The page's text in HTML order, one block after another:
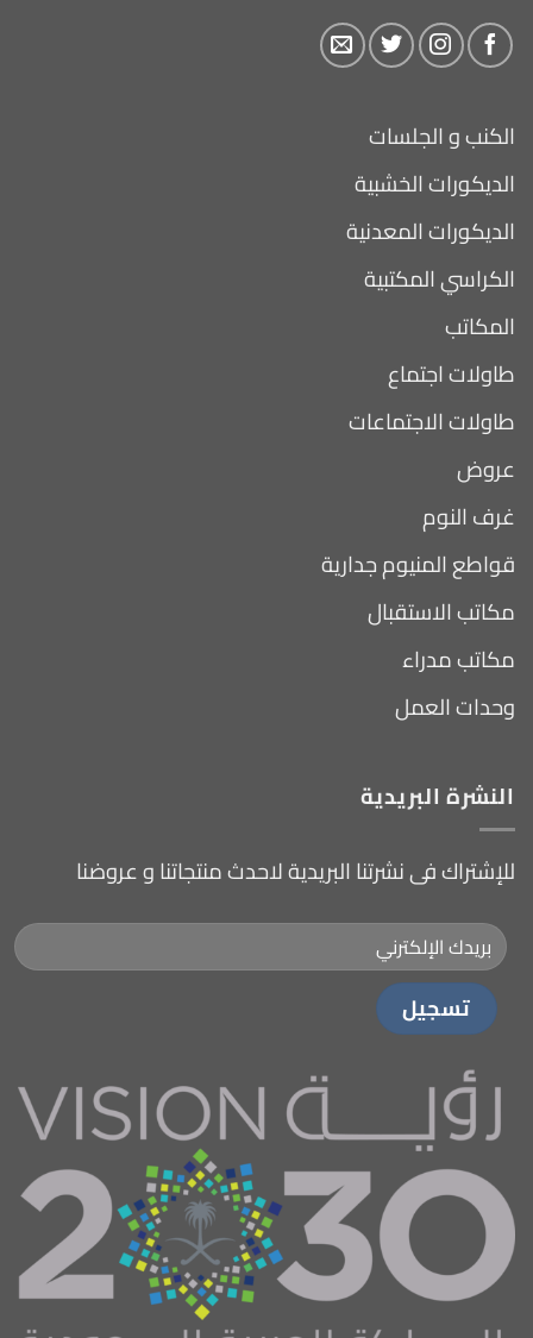
الكنب و الجلسات
الديكورات الخشبية
الديكورات المعدنية
الكراسي المكتبية
المكاتب
طاولات اجتماع
طاولات الاجتماعات
عروض
غرف النوم
قواطع المنيوم جدارية
مكاتب الاستقبال
مكاتب مدراء
وحدات العمل
النشرة البريدية
للإشتراك فى نشرتنا البريدية لاحدث منتجاتنا و عروضنا